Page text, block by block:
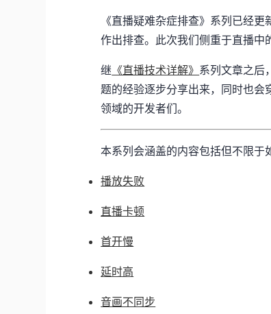
《直播疑难杂症排查》系列已经
作出排查。此次我们侧重于直播中
继 《直播技术详解》 系列文章之后
题的经验逐步分享出来，同时也
领域的开发者们。
本系列会涵盖的内容包括但不限于
播放失败
直播卡顿
首开慢
延时高
音画不同步